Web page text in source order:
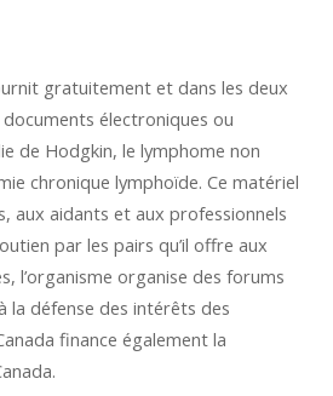
gratuitement et dans les deux
électroniques ou
de Hodgkin, le lymphome non
chronique lymphoïde. Ce matériel
aux aidants et aux professionnels
par les pairs qu’il offre aux
l’organisme organise des forums
la défense des intérêts des
finance également la